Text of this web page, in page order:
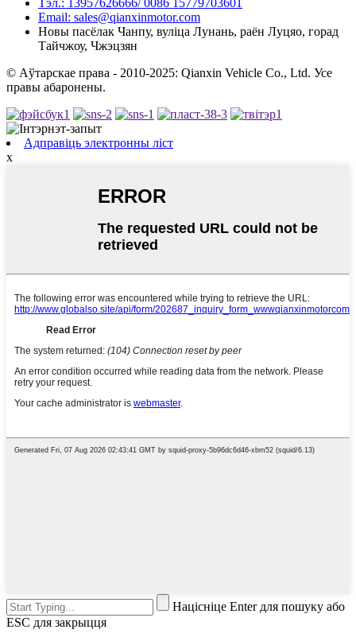
Email: sales@qianxinmotor.com
Новы пасёлак Чанпу, вуліца Лунань, раён Луцяо, горад
Тайчжоу, Чжэцзян
© Аўтарскае права - 2010-2025: Qianxin Vehicle Co., Ltd. Усе
правы абаронены.
Адправіць электронны ліст
x
Націсніце Enter для пошуку або
ESC для закрыцця